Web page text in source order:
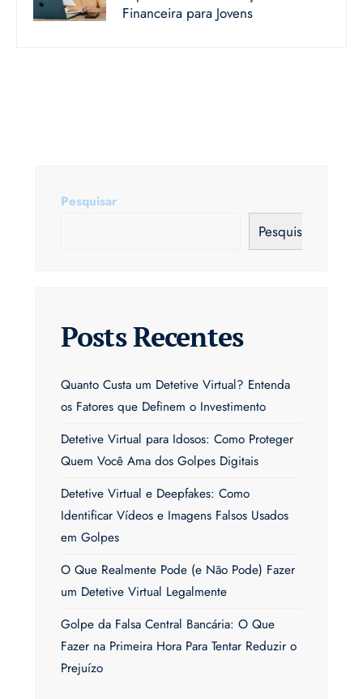
Financeira para Jovens
Pesquisar
Pesquisar
Posts Recentes
Quanto Custa um Detetive Virtual? Entenda
os Fatores que Definem o Investimento
Detetive Virtual para Idosos: Como Proteger
Quem Você Ama dos Golpes Digitais
Detetive Virtual e Deepfakes: Como
Identificar Vídeos e Imagens Falsos Usados
em Golpes
O Que Realmente Pode (e Não Pode) Fazer
um Detetive Virtual Legalmente
Golpe da Falsa Central Bancária: O Que
Fazer na Primeira Hora Para Tentar Reduzir o
Prejuízo